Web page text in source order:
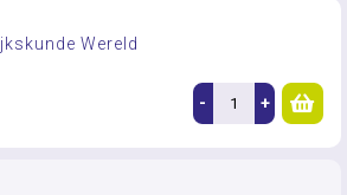
Wereld
- +